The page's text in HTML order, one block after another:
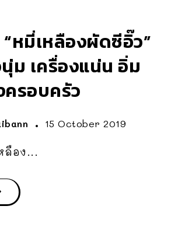
“หมี่เหลืองผัดซีอิ๊ว”
ม เครื่องแน่น อิ่ม
รอบครัว
15 October 2019
ลือง...